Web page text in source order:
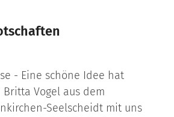
- Eine schöne Idee hat
Vogel aus dem
Seelscheidt mit uns